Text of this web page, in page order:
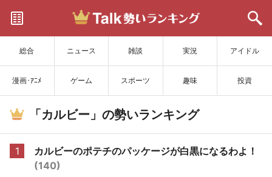
総合 ニュース 雑談 実況 アイドル
漫画･ｱﾆﾒ ゲーム スポーツ 趣味 投資
サイトを更新
「カルビー」の勢いランキング
1
カルビーのポテチのパッケージが白黒になるわよ！
(140)